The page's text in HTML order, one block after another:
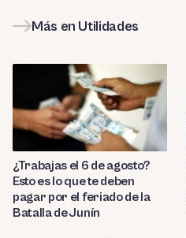
Más en Utilidades
¿Trabajas el 6 de agosto?
Esto es lo que te deben
pagar por el feriado de la
Batalla de Junín